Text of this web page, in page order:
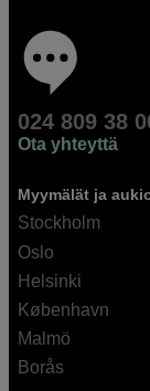
024 809 38
Ota yhteyttä
Myymälät ja
Stockholm
Oslo
Helsinki
København
Malmö
Borås